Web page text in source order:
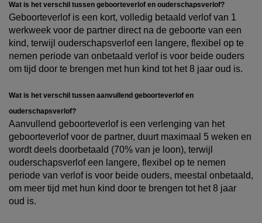
Wat is het verschil tussen geboorteverlof en ouderschapsverlof?
Geboorteverlof is een kort, volledig betaald verlof van 1
werkweek voor de partner direct na de geboorte van een
kind, terwijl ouderschapsverlof een langere, flexibel op te
nemen periode van onbetaald verlof is voor beide ouders
om tijd door te brengen met hun kind tot het 8 jaar oud is.
Wat is het verschil tussen aanvullend geboorteverlof en
ouderschapsverlof?
Aanvullend geboorteverlof is een verlenging van het
geboorteverlof voor de partner, duurt maximaal 5 weken en
wordt deels doorbetaald (70% van je loon), terwijl
ouderschapsverlof een langere, flexibel op te nemen
periode van verlof is voor beide ouders, meestal onbetaald,
om meer tijd met hun kind door te brengen tot het 8 jaar
oud is.